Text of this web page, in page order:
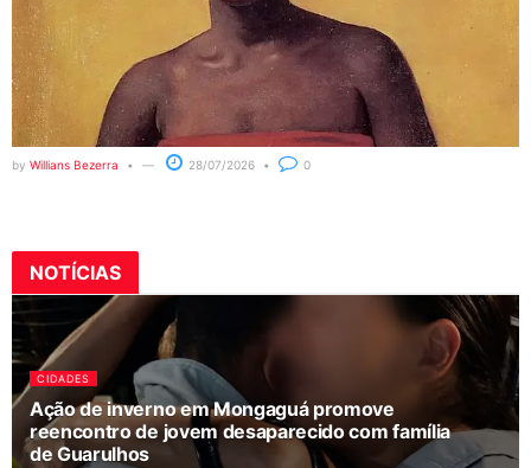
by Willians Bezerra 28/07/2026 0
NOTÍCIAS
CIDADES
Ação de inverno em Mongaguá promove
reencontro de jovem desaparecido com família
de Guarulhos